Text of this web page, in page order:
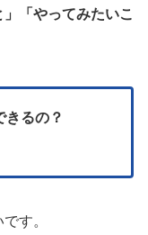
」「やってみたいこ
るの？
す。